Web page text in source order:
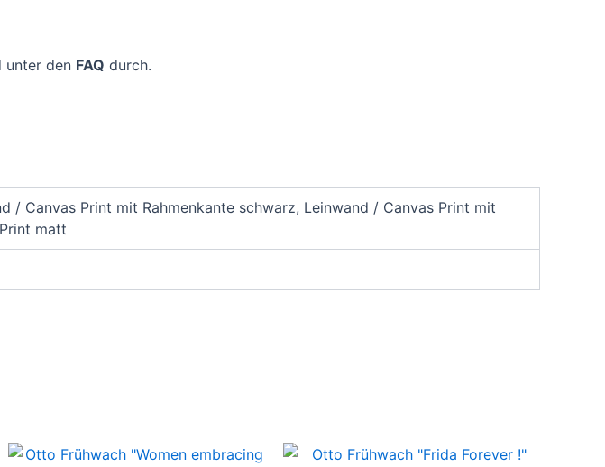
unter den FAQ durch.
/ Canvas Print mit Rahmenkante schwarz, Leinwand / Canvas Print mit
matt
Dieses
Dieses